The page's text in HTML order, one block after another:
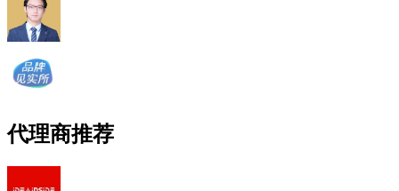
代理商推荐